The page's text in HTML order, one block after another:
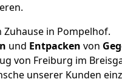
in Pompelhof.
und Entpacken von
von Freiburg im
unserer Kunden